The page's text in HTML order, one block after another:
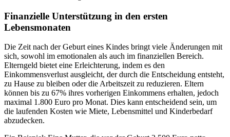
Finanzielle Unterstützung in den ersten
Lebensmonaten
Die Zeit nach der Geburt eines Kindes bringt viele Änderungen mit
sich, sowohl im emotionalen als auch im finanziellen Bereich.
Elterngeld bietet eine Erleichterung, indem es den
Einkommensverlust ausgleicht, der durch die Entscheidung entsteht,
zu Hause zu bleiben oder die Arbeitszeit zu reduzieren. Eltern
können bis zu 67% ihres vorherigen Einkommens erhalten, jedoch
maximal 1.800 Euro pro Monat. Dies kann entscheidend sein, um
die laufenden Kosten wie Miete, Lebensmittel und Kinderbedarf
abzudecken.